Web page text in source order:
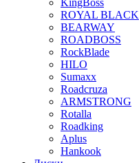
KingBoss
ROYAL BLACK
BEARWAY
ROADBOSS
RockBlade
HILO
Sumaxx
Roadcruza
ARMSTRONG
Rotalla
Roadking
Aplus
Hankook